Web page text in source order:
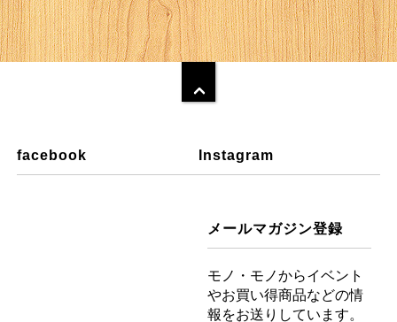
facebook Instagram
メールマガジン登録
モノ・モノからイベント
やお買い得商品などの情
報をお送りしています。